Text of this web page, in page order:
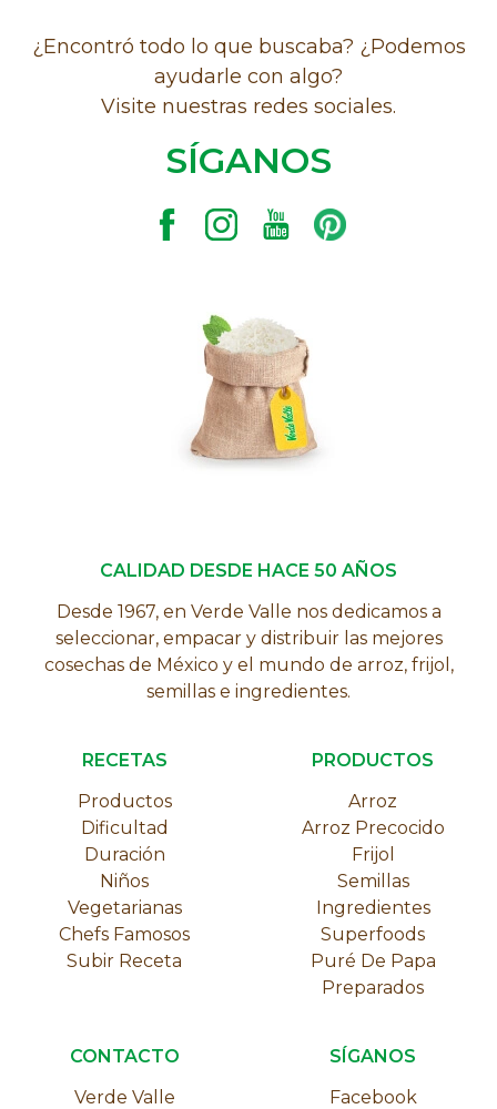
¿Encontró todo lo que buscaba? ¿Podemos
ayudarle con algo?
Visite nuestras redes sociales.
SÍGANOS
CALIDAD DESDE HACE 50 AÑOS
Desde 1967, en Verde Valle nos dedicamos a
seleccionar, empacar y distribuir las mejores
cosechas de México y el mundo de arroz, frijol,
semillas e ingredientes.
RECETAS
Productos
Dificultad
Duración
Niños
Vegetarianas
Chefs Famosos
Subir Receta
PRODUCTOS
Arroz
Arroz Precocido
Frijol
Semillas
Ingredientes
Superfoods
Puré De Papa
Preparados
CONTACTO
Verde Valle
SÍGANOS
Facebook